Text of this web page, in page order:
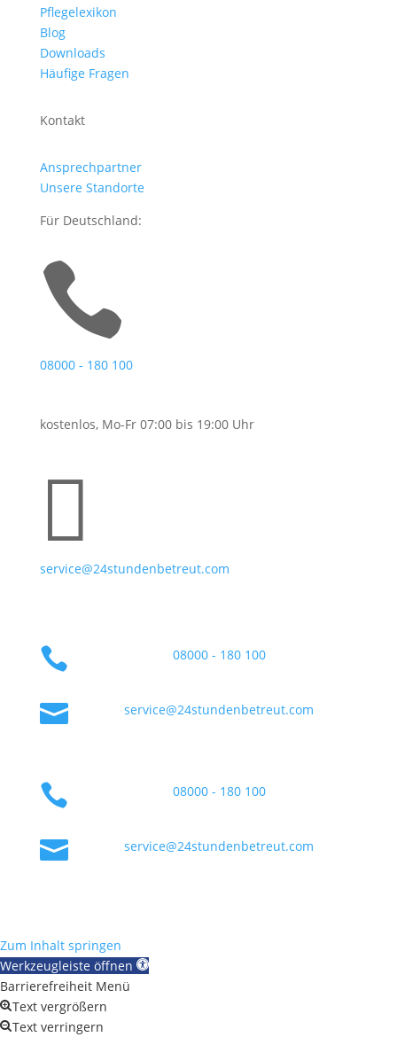
Pflegelexikon
Blog
Downloads
Häufige Fragen
Kontakt
Ansprechpartner
Unsere Standorte
Für Deutschland:

08000 - 180 100
kostenlos, Mo-Fr 07:00 bis 19:00 Uhr

service@24stundenbetreut.com
 08000 - 180 100
 service@24stundenbetreut.com
 08000 - 180 100
 service@24stundenbetreut.com
Zum Inhalt springen
Werkzeugleiste öffnen
Barrierefreiheit Menü
Text vergrößern
Text verringern